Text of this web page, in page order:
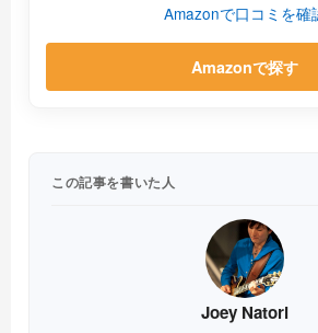
Amazonで口コミを確
Amazonで探す
この記事を書いた人
Joey Natori